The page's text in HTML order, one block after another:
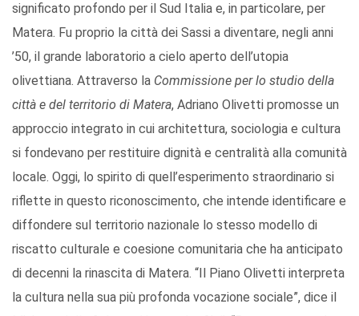
significato profondo per il Sud Italia e, in particolare, per
Matera. Fu proprio la città dei Sassi a diventare, negli anni
’50, il grande laboratorio a cielo aperto dell’utopia
olivettiana. Attraverso la Commissione per lo studio della
città e del territorio di Matera, Adriano Olivetti promosse un
approccio integrato in cui architettura, sociologia e cultura
si fondevano per restituire dignità e centralità alla comunità
locale. Oggi, lo spirito di quell’esperimento straordinario si
riflette in questo riconoscimento, che intende identificare e
diffondere sul territorio nazionale lo stesso modello di
riscatto culturale e coesione comunitaria che ha anticipato
di decenni la rinascita di Matera. “Il Piano Olivetti interpreta
la cultura nella sua più profonda vocazione sociale”, dice il